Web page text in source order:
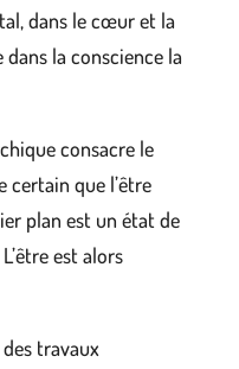
dans le cœur et la
la conscience la
consacre le
certain que l’être
plan est un état de
est alors
travaux